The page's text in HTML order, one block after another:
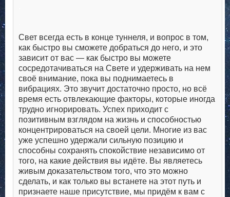
Свет всегда есть в конце туннеля, и вопрос в том,
как быстро вы сможете добраться до него, и это
зависит от вас — как быстро вы можете
сосредотачиваться на Свете и удерживать на нем
своё внимание, пока вы поднимаетесь в
вибрациях. Это звучит достаточно просто, но всё
время есть отвлекающие факторы, которые иногда
трудно игнорировать. Успех приходит с
позитивным взглядом на жизнь и способностью
концентрироваться на своей цели. Многие из вас
уже успешно удержали сильную позицию и
способны сохранять спокойствие независимо от
того, на какие действия вы идёте. Вы являетесь
живым доказательством того, что это можно
сделать, и как только вы встанете на этот путь и
признаете наше присутствие, мы придём к вам с